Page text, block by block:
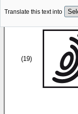
Translate this text into
(19)